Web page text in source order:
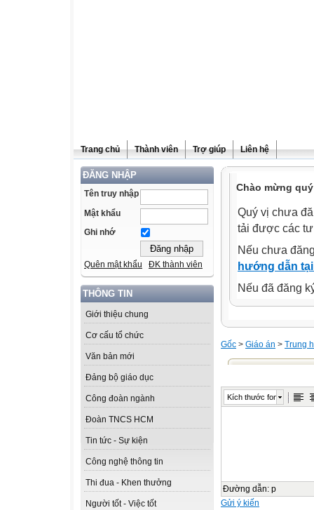
Trang chủ Thành viên Trợ giúp Liên hệ
ĐĂNG NHẬP
Tên truy nhập
Mật khẩu
Ghi nhớ
Quên mật khẩu ĐK thành viên
THÔNG TIN
Giới thiệu chung
Cơ cấu tổ chức
Văn bản mới
Đảng bộ giáo dục
Công đoàn ngành
Đoàn TNCS HCM
Tin tức - Sự kiện
Công nghệ thông tin
Thi đua - Khen thưởng
Người tốt - Việc tốt
Chào mừng
Quý vị chưa
tải được các
Nếu chưa
hướng dẫn
Nếu đã đăng
Gốc > Giáo án > Trung
Kích thước font
Đường dẫn: p
Gửi ý kiến